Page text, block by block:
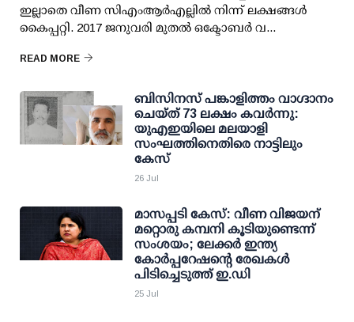
ഇല്ലാതെ വീണ സിഎംആർഎല്ലിൽ നിന്ന് ലക്ഷങ്ങൾ
കൈപ്പറ്റി. 2017 ജനുവരി മുതൽ ഒക്ടോബർ വ...
READ MORE
ബിസിനസ് പങ്കാളിത്തം വാഗ്ദാനം
ചെയ്ത് 73 ലക്ഷം കവര്‍ന്നു:
യുഎഇയിലെ മലയാളി
സംഘത്തിനെതിരെ നാട്ടിലും
കേസ്
26 Jul
മാസപ്പടി കേസ്: വീണ വിജയന്
മറ്റൊരു കമ്പനി കൂടിയുണ്ടെന്ന്
സംശയം; ലേക്കർ ഇന്ത്യ
കോർപ്പറേഷന്റെ രേഖകൾ
പിടിച്ചെടുത്ത് ഇ.ഡി
25 Jul